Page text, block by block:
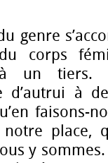
genre
corps
à un
à
faisons-
place,
y